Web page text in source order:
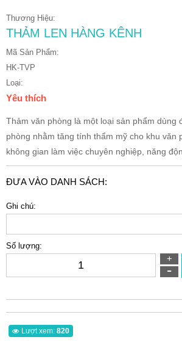
Thương Hiệu:
THẢM LEN HÀNG KÊNH
Mã Sản Phẩm:
HK-TVP
Loại:
Yêu thích
Thảm văn phòng là một loại sản phẩm dùng
phòng nhằm tăng tính thẩm mỹ cho khu văn
không gian làm việc chuyên nghiệp, năng
ĐƯA VÀO DANH SÁCH:
Ghi chú:
Số lượng:
Lượt xem: 820